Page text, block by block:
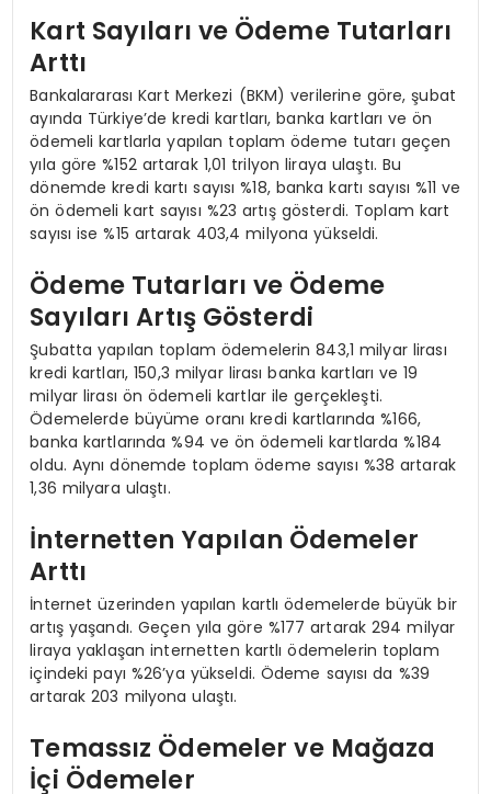
Kart Sayıları ve Ödeme Tutarları
Arttı
Bankalararası Kart Merkezi (BKM) verilerine göre, şubat
ayında Türkiye’de kredi kartları, banka kartları ve ön
ödemeli kartlarla yapılan toplam ödeme tutarı geçen
yıla göre %152 artarak 1,01 trilyon liraya ulaştı. Bu
dönemde kredi kartı sayısı %18, banka kartı sayısı %11 ve
ön ödemeli kart sayısı %23 artış gösterdi. Toplam kart
sayısı ise %15 artarak 403,4 milyona yükseldi.
Ödeme Tutarları ve Ödeme
Sayıları Artış Gösterdi
Şubatta yapılan toplam ödemelerin 843,1 milyar lirası
kredi kartları, 150,3 milyar lirası banka kartları ve 19
milyar lirası ön ödemeli kartlar ile gerçekleşti.
Ödemelerde büyüme oranı kredi kartlarında %166,
banka kartlarında %94 ve ön ödemeli kartlarda %184
oldu. Aynı dönemde toplam ödeme sayısı %38 artarak
1,36 milyara ulaştı.
İnternetten Yapılan Ödemeler
Arttı
İnternet üzerinden yapılan kartlı ödemelerde büyük bir
artış yaşandı. Geçen yıla göre %177 artarak 294 milyar
liraya yaklaşan internetten kartlı ödemelerin toplam
içindeki payı %26’ya yükseldi. Ödeme sayısı da %39
artarak 203 milyona ulaştı.
Temassız Ödemeler ve Mağaza
İçi Ödemeler